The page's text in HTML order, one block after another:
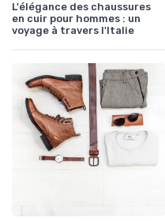
L'élégance des chaussures
en cuir pour hommes : un
voyage à travers l'Italie